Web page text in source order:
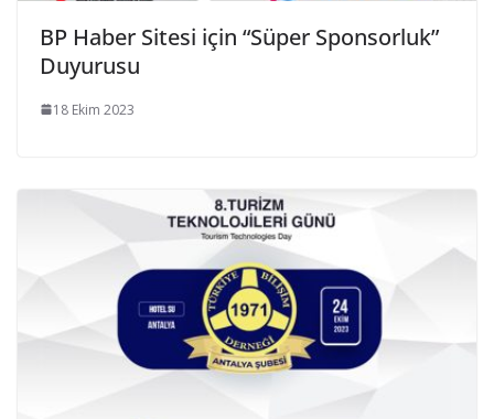
BP Haber Sitesi için “Süper Sponsorluk”
Duyurusu
18 Ekim 2023